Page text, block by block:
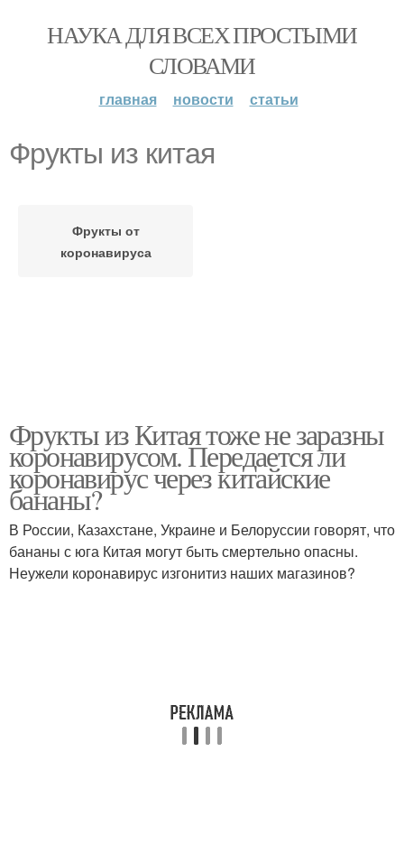
НАУКА ДЛЯ ВСЕХ ПРОСТЫМИ
СЛОВАМИ
главная новости статьи
Фрукты из китая
Фрукты от
коронавируса
Фрукты из Китая тоже не заразны
коронавирусом. Передается ли
коронавирус через китайские
бананы?
В России, Казахстане, Украине и Белоруссии говорят, что
бананы с юга Китая могут быть смертельно опасны.
Неужели коронавирус изгонитиз наших магазинов?